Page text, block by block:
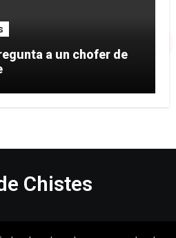
a un chofer de
Chistes